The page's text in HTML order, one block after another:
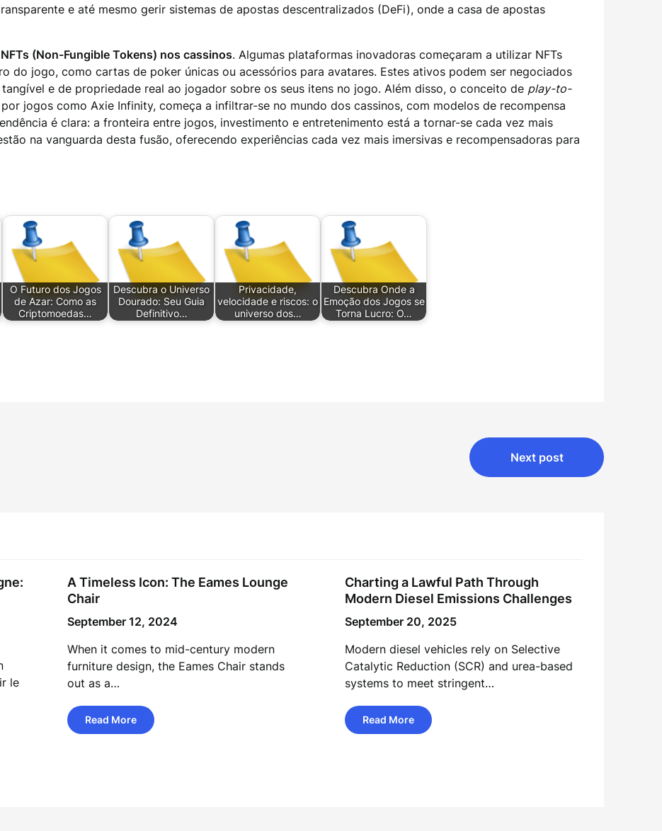
e até mesmo gerir sistemas de apostas descentralizados (DeFi), onde a casa de apostas
NFTs (Non-Fungible Tokens) nos cassinos. Algumas plataformas inovadoras começaram a utilizar NFTs
do jogo, como cartas de poker únicas ou acessórios para avatares. Estes ativos podem ser negociados
e de propriedade real ao jogador sobre os seus itens no jogo. Além disso, o conceito de play-to-
jogos como Axie Infinity, começa a infiltrar-se no mundo dos cassinos, com modelos de recompensa
é clara: a fronteira entre jogos, investimento e entretenimento está a tornar-se cada vez mais
na vanguarda desta fusão, oferecendo experiências cada vez mais imersivas e recompensadoras para
O Futuro dos Jogos
de Azar: Como as
Criptomoedas…
Descubra o Universo
Dourado: Seu Guia
Definitivo…
Privacidade,
velocidade e riscos: o
universo dos…
Descubra Onde a
Emoção dos Jogos se
Torna Lucro: O…
Next post
le
A Timeless Icon: The Eames Lounge
Chair
September 12, 2024
When it comes to mid-century modern
furniture design, the Eames Chair stands
out as a…
Read More
Charting a Lawful Path Through
Modern Diesel Emissions Challenges
September 20, 2025
Modern diesel vehicles rely on Selective
Catalytic Reduction (SCR) and urea-based
systems to meet stringent…
Read More